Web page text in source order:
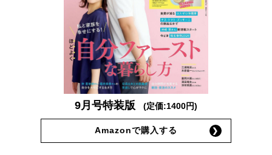
9月号特装版 (定価:1400円)
Amazonで購入する